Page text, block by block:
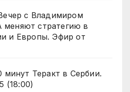
с Владимиром
стратегию в
и Европы. Эфир от
минут Теракт в Сербии.
(18:00)